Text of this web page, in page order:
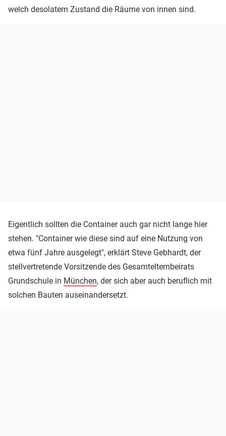
welch desolatem Zustand die Räume von innen sind.
Eigentlich sollten die Container auch gar nicht lange hier
stehen. "Container wie diese sind auf eine Nutzung von
etwa fünf Jahre ausgelegt", erklärt Steve Gebhardt, der
stellvertretende Vorsitzende des Gesamtelternbeirats
Grundschule in München, der sich aber auch beruflich mit
solchen Bauten auseinandersetzt.